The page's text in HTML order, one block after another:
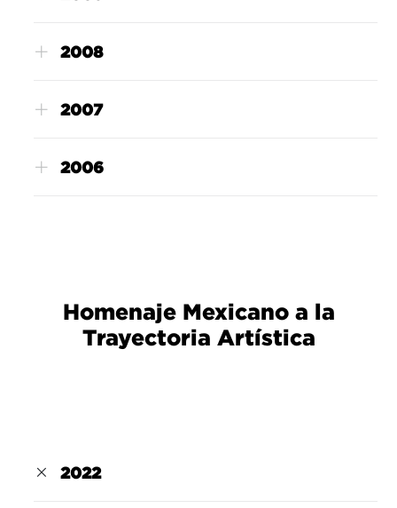
2008
2007
2006
Homenaje Mexicano a la
Trayectoria Artística
2022